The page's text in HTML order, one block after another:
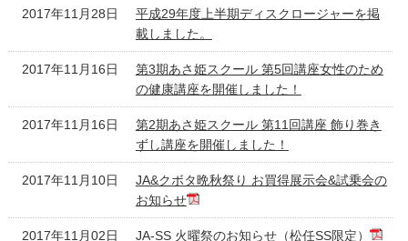
2017年11月28日
平成29年度上半期ディスクロージャーを掲
載しました。
2017年11月16日
第3期あさ姫スクール 第5回講座女性のため
の健康講座を開催しました！
2017年11月16日
第2期あさ姫スクール 第11回講座 飾り巻き
ずし講座を開催しました！
2017年11月10日
JA&クボタ晩秋祭り お買得展示会&試乗会の
お知らせ
2017年11月02日 JA-SS 火曜祭のお知らせ（松任SS限定）